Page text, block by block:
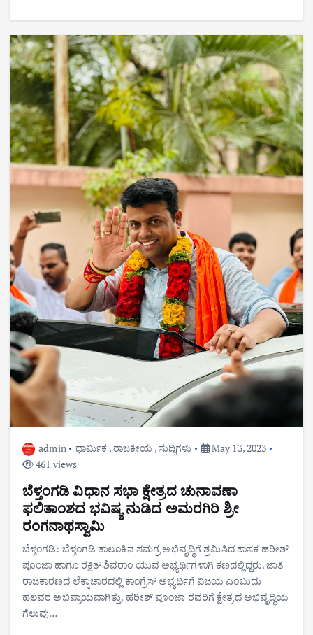
admin ಧಾರ್ಮಿಕ ,ರಾಜಕೀಯ ,ಸುದ್ದಿಗಳು
May 13, 2023
461 views
ಬೆಳ್ತಂಗಡಿ ವಿಧಾನ ಸಭಾ ಕ್ಷೇತ್ರದ ಚುನಾವಣಾ
ಫಲಿತಾಂಶದ ಭವಿಷ್ಯ ನುಡಿದ ಅಮರಗಿರಿ ಶ್ರೀ
‌‌ರಂಗನಾಥಸ್ವಾಮಿ
ಬೆಳ್ತಂಗಡಿ: ಬೆಳ್ತಂಗಡಿ ತಾಲೂಕಿನ ಸಮಗ್ರ ಅಭಿವೃದ್ಧಿಗೆ ಶ್ರಮಿಸಿದ ಶಾಸಕ ಹರೀಶ್
ಪೂಂಜಾ ಹಾಗೂ ರಕ್ಷಿತ್ ಶಿವರಾಂ ಯುವ ಅಭ್ಯರ್ಥಿಗಳಾಗಿ ಕಣದಲ್ಲಿದ್ದರು. ಜಾತಿ
ರಾಜಕಾರಣದ ಲೆಕ್ಕಾಚಾರದಲ್ಲಿ ಕಾಂಗ್ರೆಸ್ ಅಭ್ಯರ್ಥಿಗೆ ವಿಜಯ ಎಂಬುದು
ಹಲವರ ಅಭಿಪ್ರಾಯವಾಗಿತ್ತು. ಹರೀಶ್ ಪೂಂಜಾ ರವರಿಗೆ ಕ್ಷೇತ್ರದ ಅಭಿವೃದ್ಧಿಯ
ಗೆಲುವು…